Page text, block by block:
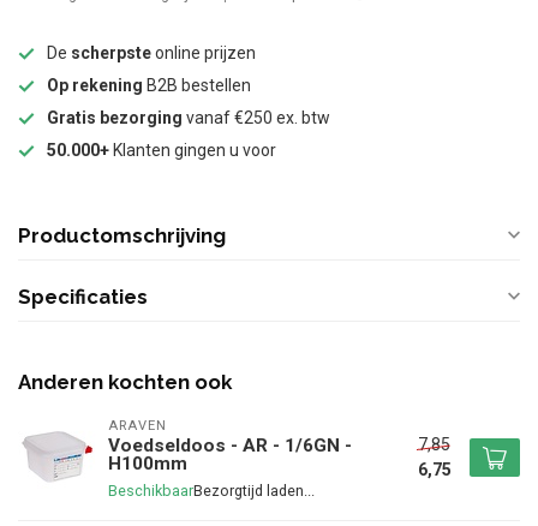
De scherpsteonline prijzen
Op rekening B2B bestellen
Gratis bezorging vanaf €250 ex. btw
50.000+ Klanten gingen u voor
Productomschrijving
Specificaties
Anderen kochten ook
ARAVEN
Voedseldoos - AR - 1/6GN -
H100mm
Beschikbaar
7,85
6,75